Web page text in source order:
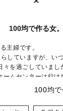
100均で作る女。
主婦です。
していますが、い
を過ごしていまし
ームセンターは行
れていたDIYを始め
100均